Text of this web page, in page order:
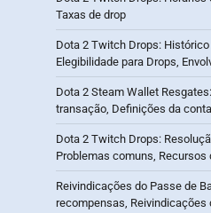
Taxas de drop
Dota 2 Twitch Drops:
Elegibilidade para Drops,
Dota 2 Steam Wallet
transação, Definições da conta
Dota 2 Twitch Drops:
Problemas comuns, Recursos
Reivindicações do Passe de
recompensas, Reivindicações